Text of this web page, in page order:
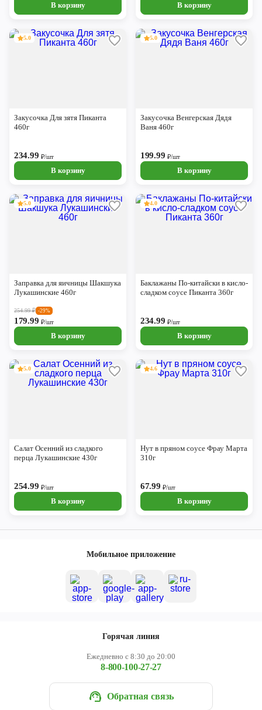
В корзину В корзину
5.0
Закусочка Для зятя Пиканта
460г
234.99 ₽/шт
В корзину
5.0
Закусочка Венгерская Дядя
Ваня 460г
199.99 ₽/шт
В корзину
5.0
Заправка для яичницы Шакшука
Лукашинские 460г
254.99₽ -29%
179.99 ₽/шт
В корзину
4.0
Баклажаны По-китайски в кисло-
сладком соусе Пиканта 360г
234.99 ₽/шт
В корзину
5.0
Салат Осенний из сладкого
перца Лукашинские 430г
254.99 ₽/шт
В корзину
4.6
Нут в пряном соусе Фрау Марта
310г
67.99₽/шт
В корзину
Мобильное приложение
Горячая линия
Ежедневно с 8:30 до 20:00
8-800-100-27-27
Обратная связь